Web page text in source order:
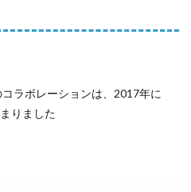
ラボレーションは、2017年に
りました